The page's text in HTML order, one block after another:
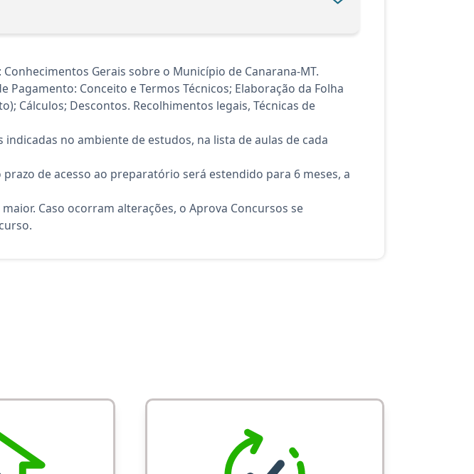
Gerais sobre o Município de Canarana-MT.
Conceito e Termos Técnicos; Elaboração da Folha
Cálculos; Descontos. Recolhimentos legais, Técnicas de
no ambiente de estudos, na lista de aulas de cada
de acesso ao preparatório será estendido para 6 meses, a
Caso ocorram alterações, o Aprova Concursos se